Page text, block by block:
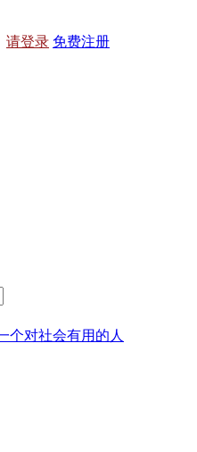
请登录 免费注册